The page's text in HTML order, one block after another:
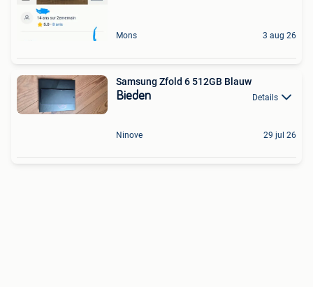
Mons 3 aug 26
Samsung Zfold 6 512GB Blauw
Bieden Details
Ninove 29 jul 26